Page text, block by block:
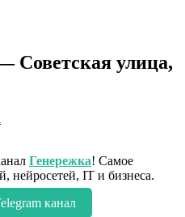
Советская улица,
Генережка! Самое
нейросетей, IT и бизнеса.
канал